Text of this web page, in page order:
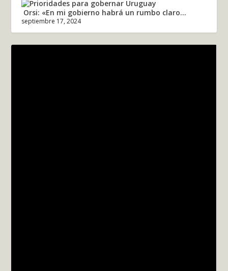
Orsi: «En mi gobierno habrá un rumbo claro...
septiembre 17, 2024